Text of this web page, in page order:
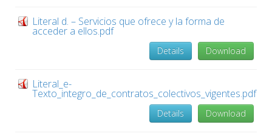
Literal d. – Servicios que ofrece y la forma de
acceder a ellos.pdf
Download
Details
Literal_e-
Texto_integro_de_contratos_colectivos_vigentes.pdf
Download
Details